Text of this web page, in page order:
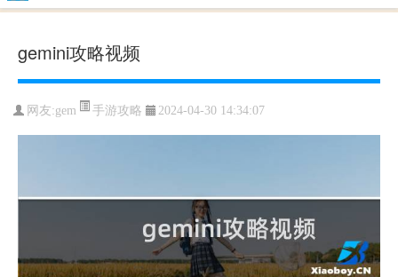
gemini攻略视频
网友:gem 手游攻略 2024-04-30 14:34:07